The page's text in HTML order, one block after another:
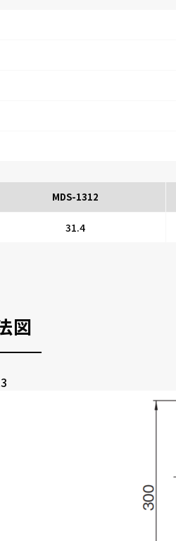
MDS-1312
31.4
図